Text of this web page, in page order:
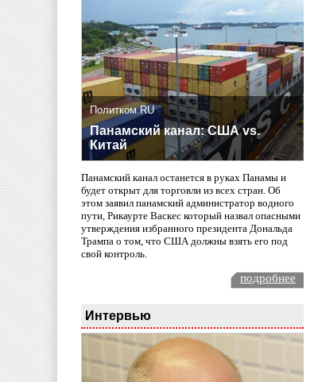
Политком.RU
Панамский канал: США vs.
Китай
Панамский канал останется в руках Панамы и
будет открыт для торговли из всех стран. Об
этом заявил панамский администратор водного
пути, Рикаурте Васкес который назвал опасными
утверждения избранного президента Дональда
Трампа о том, что США должны взять его под
свой контроль.
подробнее
Интервью